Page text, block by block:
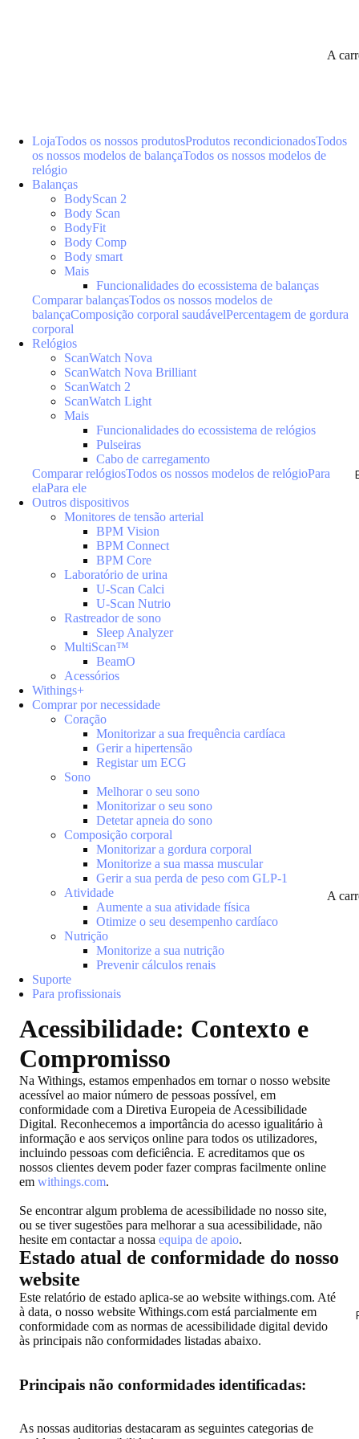
A
A
LojaTodos os nossos produtosProdutos recondicionadosTodos
os nossos modelos de balançaTodos os nossos modelos de
relógio
Balanças
BodyScan 2
Body Scan
BodyFit
Body Comp
Body smart
Mais
Funcionalidades do ecossistema de balanças
Comparar balançasTodos os nossos modelos de
balançaComposição corporal saudávelPercentagem de gordura
corporal
Relógios
ScanWatch Nova
ScanWatch Nova Brilliant
ScanWatch 2
ScanWatch Light
Mais
Funcionalidades do ecossistema de relógios
Pulseiras
Cabo de carregamento
Comparar relógiosTodos os nossos modelos de relógioPara
elaPara ele
Outros dispositivos
Monitores de tensão arterial
BPM Vision
BPM Connect
BPM Core
Laboratório de urina
U-Scan Calci
U-Scan Nutrio
Rastreador de sono
Sleep Analyzer
MultiScan™
BeamO
Acessórios
Withings+
Comprar por necessidade
Coração
Monitorizar a sua frequência cardíaca
Gerir a hipertensão
Registar um ECG
Sono
Melhorar o seu sono
Monitorizar o seu sono
Detetar apneia do sono
Composição corporal
Monitorizar a gordura corporal
Monitorize a sua massa muscular
Gerir a sua perda de peso com GLP-1
Atividade
Aumente a sua atividade física
Otimize o seu desempenho cardíaco
Nutrição
Monitorize a sua nutrição
Prevenir cálculos renais
Suporte
Para profissionais
Acessibilidade: Contexto e
Compromisso
Na Withings, estamos empenhados em tornar o nosso website
acessível ao maior número de pessoas possível, em
conformidade com a Diretiva Europeia de Acessibilidade
Digital. Reconhecemos a importância do acesso igualitário à
informação e aos serviços online para todos os utilizadores,
incluindo pessoas com deficiência. E acreditamos que os
nossos clientes devem poder fazer compras facilmente online
em withings.com.
Se encontrar algum problema de acessibilidade no nosso site,
ou se tiver sugestões para melhorar a sua acessibilidade, não
hesite em contactar a nossa equipa de apoio.
Estado atual de conformidade do nosso
website
Este relatório de estado aplica-se ao website withings.com. Até
à data, o nosso website Withings.com está parcialmente em
conformidade com as normas de acessibilidade digital devido
às principais não conformidades listadas abaixo.
Principais não conformidades identificadas:
As nossas auditorias destacaram as seguintes categorias de